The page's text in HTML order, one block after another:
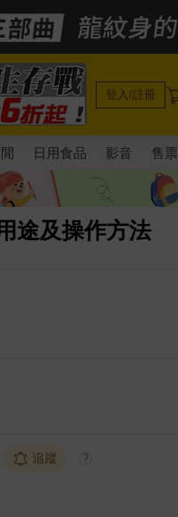
登入/註冊
日用食品 影音 售票
途及操作方法
追蹤 ?